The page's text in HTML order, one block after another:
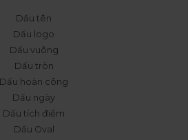
Dấu tên
Dấu logo
Dấu vuông
Dấu tròn
Dấu hoàn công
Dấu ngày
Dấu tích điểm
Dấu Oval